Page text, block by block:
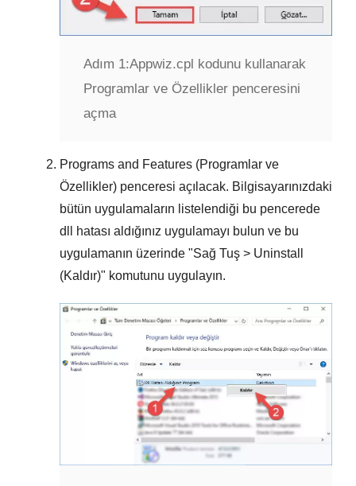
Adım 1:Appwiz.cpl kodunu kullanarak
Programlar ve Özellikler penceresini
açma
Programs and Features (Programlar ve
Özellikler) penceresi açılacak. Bilgisayarınızdaki
bütün uygulamaların listelendiği bu pencerede
dll hatası aldığınız uygulamayı bulun ve bu
uygulamanın üzerinde "Sağ Tuş > Uninstall
(Kaldır)" komutunu uygulayın.